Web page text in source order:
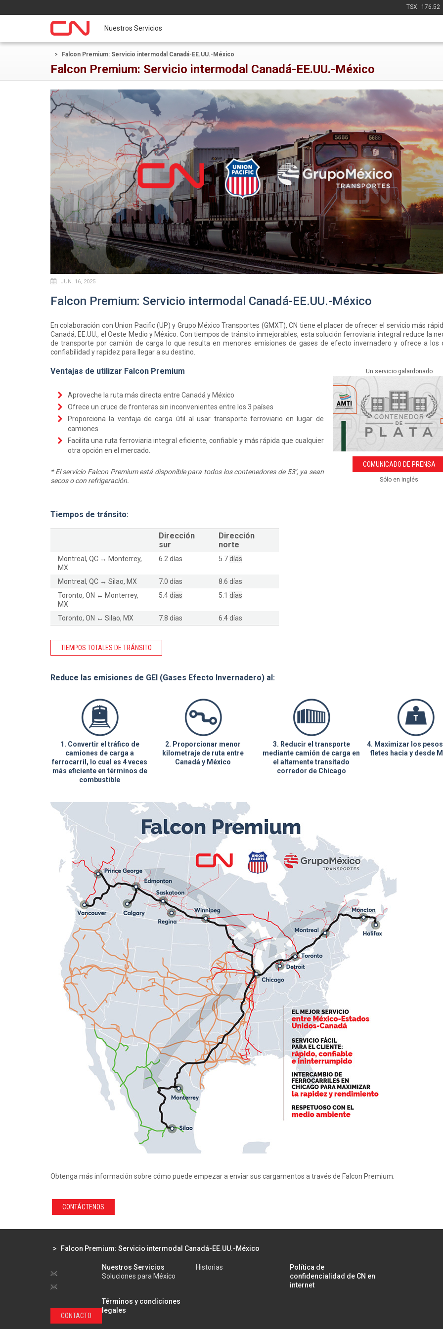
TSX 176.52
Nuestros Servicios
> Falcon Premium: Servicio intermodal Canadá-EE.UU.-México
Falcon Premium: Servicio intermodal Canadá-EE.UU.-México
JUN. 16, 2025
Falcon Premium: Servicio intermodal Canadá-EE.UU.-México
En colaboración con Union Pacific (UP) y Grupo México Transportes (GMXT), CN tiene el placer de ofrecer el servicio más
Canadá, EE.UU., el Oeste Medio y México. Con tiempos de tránsito inmejorables, esta solución ferroviaria integral reduce la
de transporte por camión de carga lo que resulta en menores emisiones de gases de efecto invernadero y ofrece a los
confiabilidad y rapidez para llegar a su destino.
Ventajas de utilizar Falcon Premium
Aproveche la ruta más directa entre Canadá y México
Ofrece un cruce de fronteras sin inconvenientes entre los 3 países
Proporciona la ventaja de carga útil al usar transporte ferroviario en lugar de
camiones
Facilita una ruta ferroviaria integral eficiente, confiable y más rápida que cualquier
otra opción en el mercado.
* El servicio Falcon Premium está disponible para todos los contenedores de 53’, ya sean
secos o con refrigeración.
Un servicio galardonado
COMUNICADO DE PRENSA
Sólo en inglés
Tiempos de tránsito:
Dirección
sur
Dirección
norte
Montreal, QC ↔ Monterrey,
MX
6.2 días 5.7días
Montreal, QC ↔ Silao, MX 7.0 días 8.6 días
Toronto, ON ↔ Monterrey,
MX
5.4días 5.1 días
Toronto, ON ↔ Silao, MX 7.8 días 6.4días
TIEMPOS TOTALES DE TRÁNSITO
Reduce las emisiones de GEI (Gases Efecto Invernadero) al:
1. Convertir el tráfico de
camiones de carga a
ferrocarril, lo cual es 4 veces
más eficiente en términos de
combustible
2. Proporcionar menor
kilometraje de ruta entre
Canadá y México
3. Reducir el transporte
mediante camión de carga en
el altamente transitado
corredor de Chicago
4. Maximizar los
fletes hacia y desde
Obtenga más información sobre cómo puede empezar a enviar sus cargamentos a través de Falcon Premium.
CONTÁCTENOS
> Falcon Premium: Servicio intermodal Canadá-EE.UU.-México
CONTACTO
Nuestros Servicios
Soluciones para México
Historias
Política de
confidencialidad de CN en
internet
Términos y condiciones
legales